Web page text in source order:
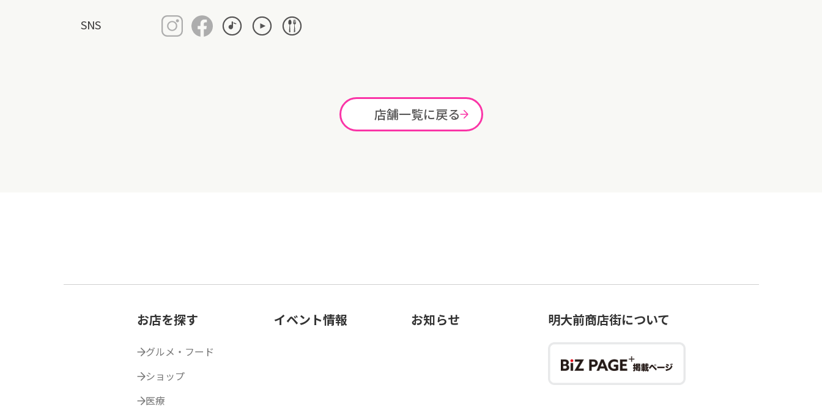
SNS
店舗一覧に戻る
お店を探す
グルメ・フード
ショップ
医療
イベント情報 お知らせ 明大前商店街について